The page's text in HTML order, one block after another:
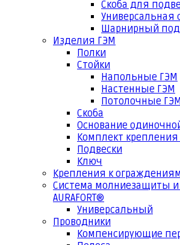
Скоба для
Универсальная
Шарнирный
Изделия ГЭМ
Полки
Стойки
Напольные ГЭМ
Настенные ГЭМ
Потолочные ГЭМ
Скоба
Основание
Комплект крепления
Подвески
Ключ
Крепления к ограждениям
Система молниезащиты и
AURAFORT®
Универсальный
Проводники
Компенсирующие